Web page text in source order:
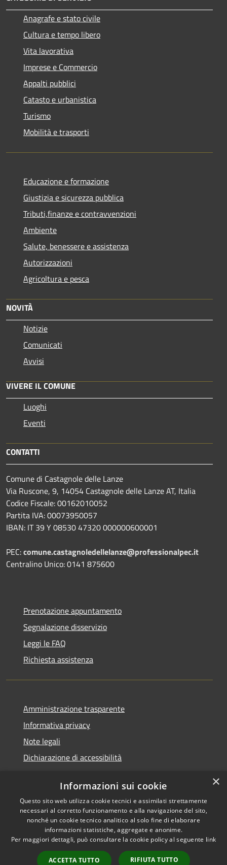
Anagrafe e stato civile
Cultura e tempo libero
Vita lavorativa
Imprese e Commercio
Appalti pubblici
Catasto e urbanistica
Turismo
Mobilità e trasporti
Educazione e formazione
Giustizia e sicurezza pubblica
Tributi,finanze e contravvenzioni
Ambiente
Salute, benessere e assistenza
Autorizzazioni
Agricoltura e pesca
NOVITÀ
Notizie
Comunicati
Avvisi
VIVERE IL COMUNE
Luoghi
Eventi
CONTATTI
Comune di Castagnole delle Lanze
Via Ruscone, 9, 14054 Castagnole delle Lanze AT, Italia
Codice Fiscale: 00162010052
Partita IVA: 00073950057
IBAN: IT 39 Y 08530 47320 000000600001
PEC:comune.castagnoledellelanze@professionalpec.it
Centralino Unico: 0141 875600
Prenotazione appuntamento
Segnalazione disservizio
Leggi le FAQ
Richiesta assistenza
Amministrazione trasparente
Informativa privacy
Note legali
Dichiarazione di accessibilità
RSS
Accessibilità
Cookie
Mappa del sito
Comune convenzionato
Astigov
Progetto|Convenzione|
Adesioni
×
Informazioni sui cookie
Questo sito web utilizza cookie tecnici e assimilati strettamente
necessari al corretto funzionamento e alla navigazione del sito,
nonché un cookie tecnico analitico al solo fine di elaborare
informazioni statistiche, aggregate e anonime.
Per maggiori dettagli, può consultare la cookie policy al seguente link
ACCETTA TUTTO RIFIUTA TUTTO